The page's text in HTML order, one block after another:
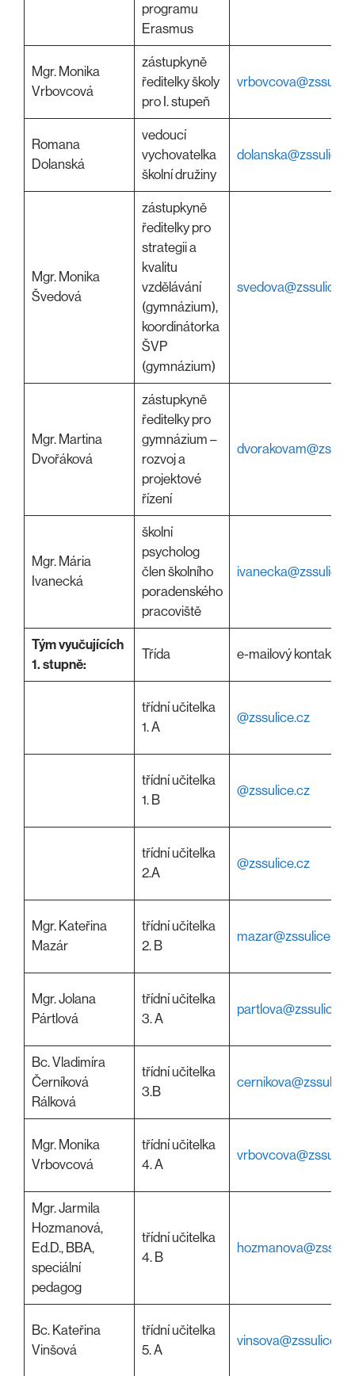
programu
Erasmus
Mgr. Monika
Vrbovcová
zástupkyně
ředitelky školy
pro I. stupeň
Romana
Dolanská
vedoucí
vychovatelka
školní družiny
Mgr. Monika
Švedová
zástupkyně
ředitelky pro
strategii a
kvalitu
vzdělávání
(gymnázium),
koordinátorka
ŠVP
(gymnázium)
Mgr. Martina
Dvořáková
zástupkyně
ředitelky pro
gymnázium –
rozvoj a
projektové
řízení
Mgr. Mária
Ivanecká
školní
psycholog
člen školního
poradenského
pracoviště
Tým vyučujících
1. stupně:
Třída e-mailový kontakt
třídní učitelka
1. A
@zssulice.cz
třídní učitelka
1. B
@zssulice.cz
třídní učitelka
2.A
@zssulice.cz
Mgr. Kateřina
Mazár
třídní učitelka
2. B
mazar@zssulice.cz
Mgr. Jolana
Pártlová
třídní učitelka
3. A
partlova@zssulice.cz
Bc. Vladimíra
Černíková
Rálková
třídní učitelka
3.B
Mgr. Monika
Vrbovcová
třídní učitelka
4. A
Mgr. Jarmila
Hozmanová,
Ed.D., BBA,
speciální
pedagog
třídní učitelka
4. B
Bc. Kateřina
Vinšová
třídní učitelka
5. A
vinsova@zssulice.cz